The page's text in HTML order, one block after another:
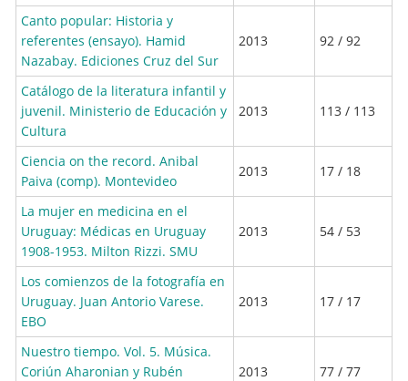
Canto popular: Historia y
referentes (ensayo). Hamid
Nazabay. Ediciones Cruz del Sur
2013 92 / 92
Catálogo de la literatura infantil y
juvenil. Ministerio de Educación y
Cultura
2013 113 / 113
Ciencia on the record. Anibal
Paiva (comp). Montevideo
2013 17 / 18
La mujer en medicina en el
Uruguay: Médicas en Uruguay
1908-1953. Milton Rizzi. SMU
2013 54 / 53
Los comienzos de la fotografía en
Uruguay. Juan Antorio Varese.
EBO
2013 17 / 17
Nuestro tiempo. Vol. 5. Música.
Coriún Aharonian y Rubén
2013 77 / 77